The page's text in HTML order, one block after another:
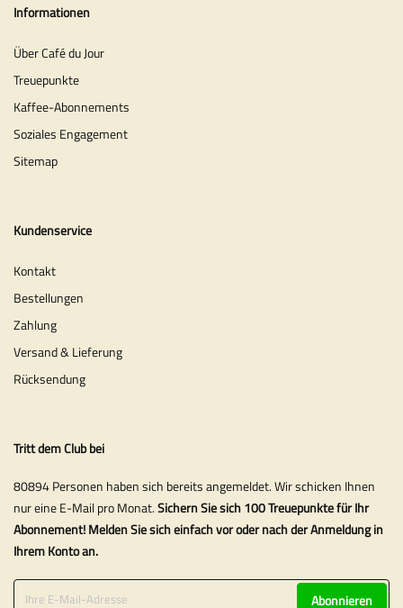
Informationen
Über Café du Jour
Treuepunkte
Kaffee-Abonnements
Soziales Engagement
Sitemap
Kundenservice
Kontakt
Bestellungen
Zahlung
Versand & Lieferung
Rücksendung
Tritt dem Club bei
80894 Personen haben sich bereits angemeldet. Wir schicken Ihnen
nur eine E-Mail pro Monat.Sichern Sie sich 100 Treuepunkte für Ihr
Abonnement! Melden Sie sich einfach vor oder nach der Anmeldung in
Ihrem Konto an.
Abonnieren